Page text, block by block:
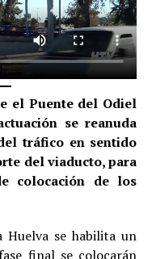
el Puente del Odiel
se reanuda
tráfico en sentido
del viaducto, para
colocación de los
se habilita un
final se colocarán